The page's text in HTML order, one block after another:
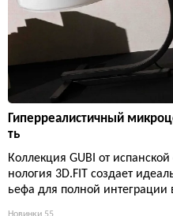
Гиперреалистичный
ть
Коллекция GUBI от
нология 3D.FIT создает
ьефа для полной интеграции